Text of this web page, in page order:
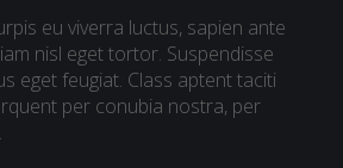
eu viverra luctus, sapien ante
nisl eget tortor. Suspendisse
eget feugiat. Class aptent taciti
per conubia nostra, per